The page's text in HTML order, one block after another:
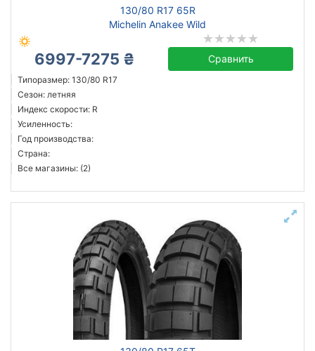
130/80 R17 65R
Michelin Anakee Wild
6997-7275 ₴ Сравнить
Типоразмер: 130/80 R17
Сезон: летняя
Индекс скорости: R
Усиленность:
Год производства:
Страна:
Все магазины: (2)